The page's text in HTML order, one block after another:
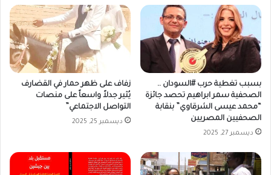
بسبب تغطية حرب #السودان ..
الصحفية سمر ابراهيم تحصد جائزة
“محمد عيسى الشرقاوي” بنقابة
الصحفيين المصريين
ديسمبر 27, 2025
زفاف على ظهر حمار في القضارف
يُثير جدلاً واسعاً على منصات
التواصل الاجتماعي”
ديسمبر 25, 2025